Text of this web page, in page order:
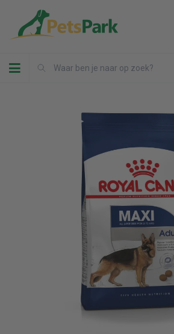
Toggle navigation
Uw winkelwagen
Vul hem met